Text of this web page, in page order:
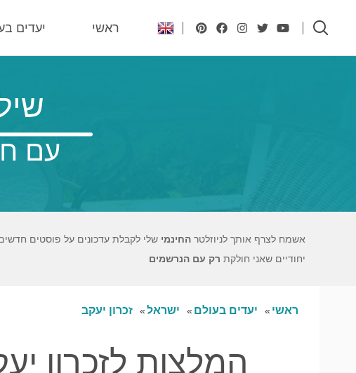
ראשי יעדים
עם
אשמח לצרף אותך לניוזלטר החינמי שלי לקבלת עדכונים על פוסטים
יחודיים שאני חולקת רק עם הנרשמים
ראשי יעדים בעולם ישראל זכרון יעקב
המלצות לזכרון